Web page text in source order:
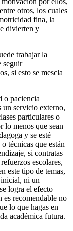
otros, los cuales
fina, la
divierten y
trabajar la
seguir
si esto se mescla
o paciencia
un servicio externo,
particulares o
lo menos que sean
y se esté
técnicas que están
si contratas
escolares,
este tipo de temas,
inicial, ni un
logra el efecto
recomendable no
lo que hagas en
académica futura.